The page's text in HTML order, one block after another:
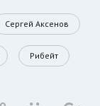
Сергей Аксенов
Рибейт